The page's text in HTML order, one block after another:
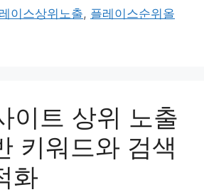
이스상위노출, 플레이스순위올
이트 상위 노출
키워드와 검색
화